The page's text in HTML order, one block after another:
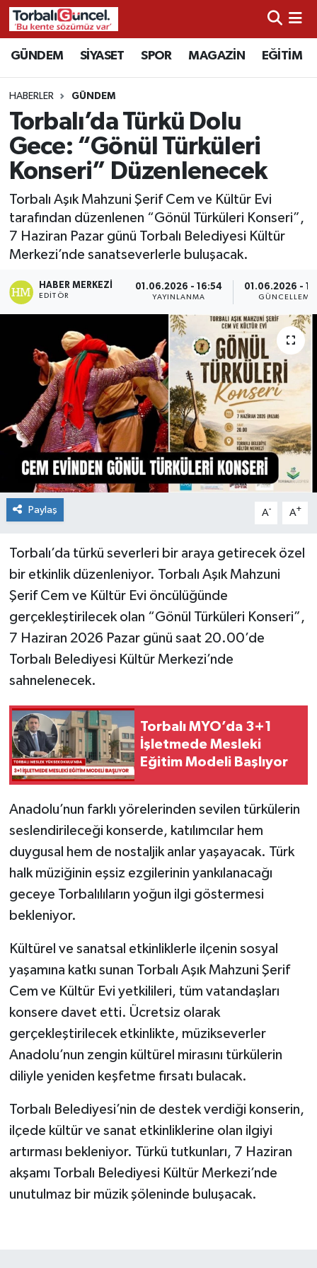
GÜNDEM SİYASET SPOR MAGAZİN EĞİTİM
HABERLER GÜNDEM
Torbalı’da Türkü Dolu
Gece: “Gönül Türküleri
Konseri” Düzenlenecek
Torbalı Aşık Mahzuni Şerif Cem ve Kültür Evi
tarafından düzenlenen “Gönül Türküleri Konseri”,
7 Haziran Pazar günü Torbalı Belediyesi Kültür
Merkezi’nde sanatseverlerle buluşacak.
HABER MERKEZI
EDITÖR
01.06.2026 - 16:54
YAYINLANMA
01.06.2026 -
GÜNCELLEME
Paylaş A- A+
Torbalı’da türkü severleri bir araya getirecek özel
bir etkinlik düzenleniyor. Torbalı Aşık Mahzuni
Şerif Cem ve Kültür Evi öncülüğünde
gerçekleştirilecek olan “Gönül Türküleri Konseri”,
7 Haziran 2026 Pazar günü saat 20.00’de
Torbalı Belediyesi Kültür Merkezi’nde
sahnelenecek.
Torbalı MYO’da 3+1
İşletmede Mesleki
Eğitim Modeli Başlıyor
Anadolu’nun farklı yörelerinden sevilen türkülerin
seslendirileceği konserde, katılımcılar hem
duygusal hem de nostaljik anlar yaşayacak. Türk
halk müziğinin eşsiz ezgilerinin yankılanacağı
geceye Torbalılıların yoğun ilgi göstermesi
bekleniyor.
Kültürel ve sanatsal etkinliklerle ilçenin sosyal
yaşamına katkı sunan Torbalı Aşık Mahzuni Şerif
Cem ve Kültür Evi yetkilileri, tüm vatandaşları
konsere davet etti. Ücretsiz olarak
gerçekleştirilecek etkinlikte, müzikseverler
Anadolu’nun zengin kültürel mirasını türkülerin
diliyle yeniden keşfetme fırsatı bulacak.
Torbalı Belediyesi’nin de destek verdiği konserin,
ilçede kültür ve sanat etkinliklerine olan ilgiyi
artırması bekleniyor. Türkü tutkunları, 7 Haziran
akşamı Torbalı Belediyesi Kültür Merkezi’nde
unutulmaz bir müzik şöleninde buluşacak.
İzmir Nöbetçi Eczaneler
İzmir Hava Durumu
İzmir Namaz Vakitleri
İzmir Trafik Yoğunluk Haritası
Süper Lig Puan Durumu ve Fikstür
Tüm Manşetler